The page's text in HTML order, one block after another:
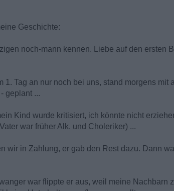
Geschichte:
noch-mann kennen. Liebe auf den ersten
1. Tag an nur noch bei uns, stand morgens mit
geplant ...
Kind wurde kritisiert, ich könnte nicht
war früher Alk. und Choleriker) ...
wir in Zahlung, er gab den Rest dazu. Dann
war flippte er aus, weil meine Nachbarn